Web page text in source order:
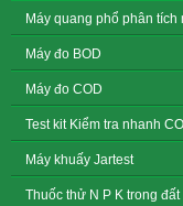
Máy quang phổ phân tích
Máy đo BOD
Máy đo COD
Test kit Kiểm tra nhanh
Máy khuấy Jartest
Thuốc thử N P K trong đất